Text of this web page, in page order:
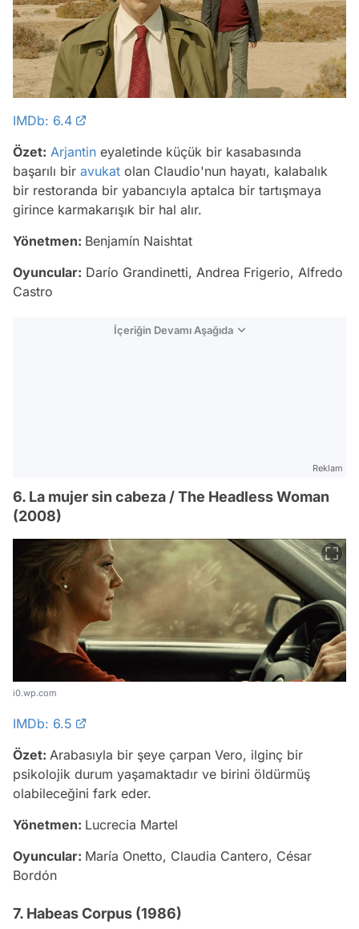
IMDb: 6.4
Özet: Arjantin eyaletinde küçük bir kasabasında
başarılı bir avukat olan Claudio'nun hayatı, kalabalık
bir restoranda bir yabancıyla aptalca bir tartışmaya
girince karmakarışık bir hal alır.
Yönetmen: Benjamín Naishtat
Oyuncular: Darío Grandinetti, Andrea Frigerio, Alfredo
Castro
İçeriğin Devamı Aşağıda
Reklam
6. La mujer sin cabeza / The Headless Woman
(2008)
i0.wp.com
IMDb: 6.5
Özet: Arabasıyla bir şeye çarpan Vero, ilginç bir
psikolojik durum yaşamaktadır ve birini öldürmüş
olabileceğini fark eder.
Yönetmen: Lucrecia Martel
Oyuncular: María Onetto, Claudia Cantero, César
Bordón
7. Habeas Corpus (1986)